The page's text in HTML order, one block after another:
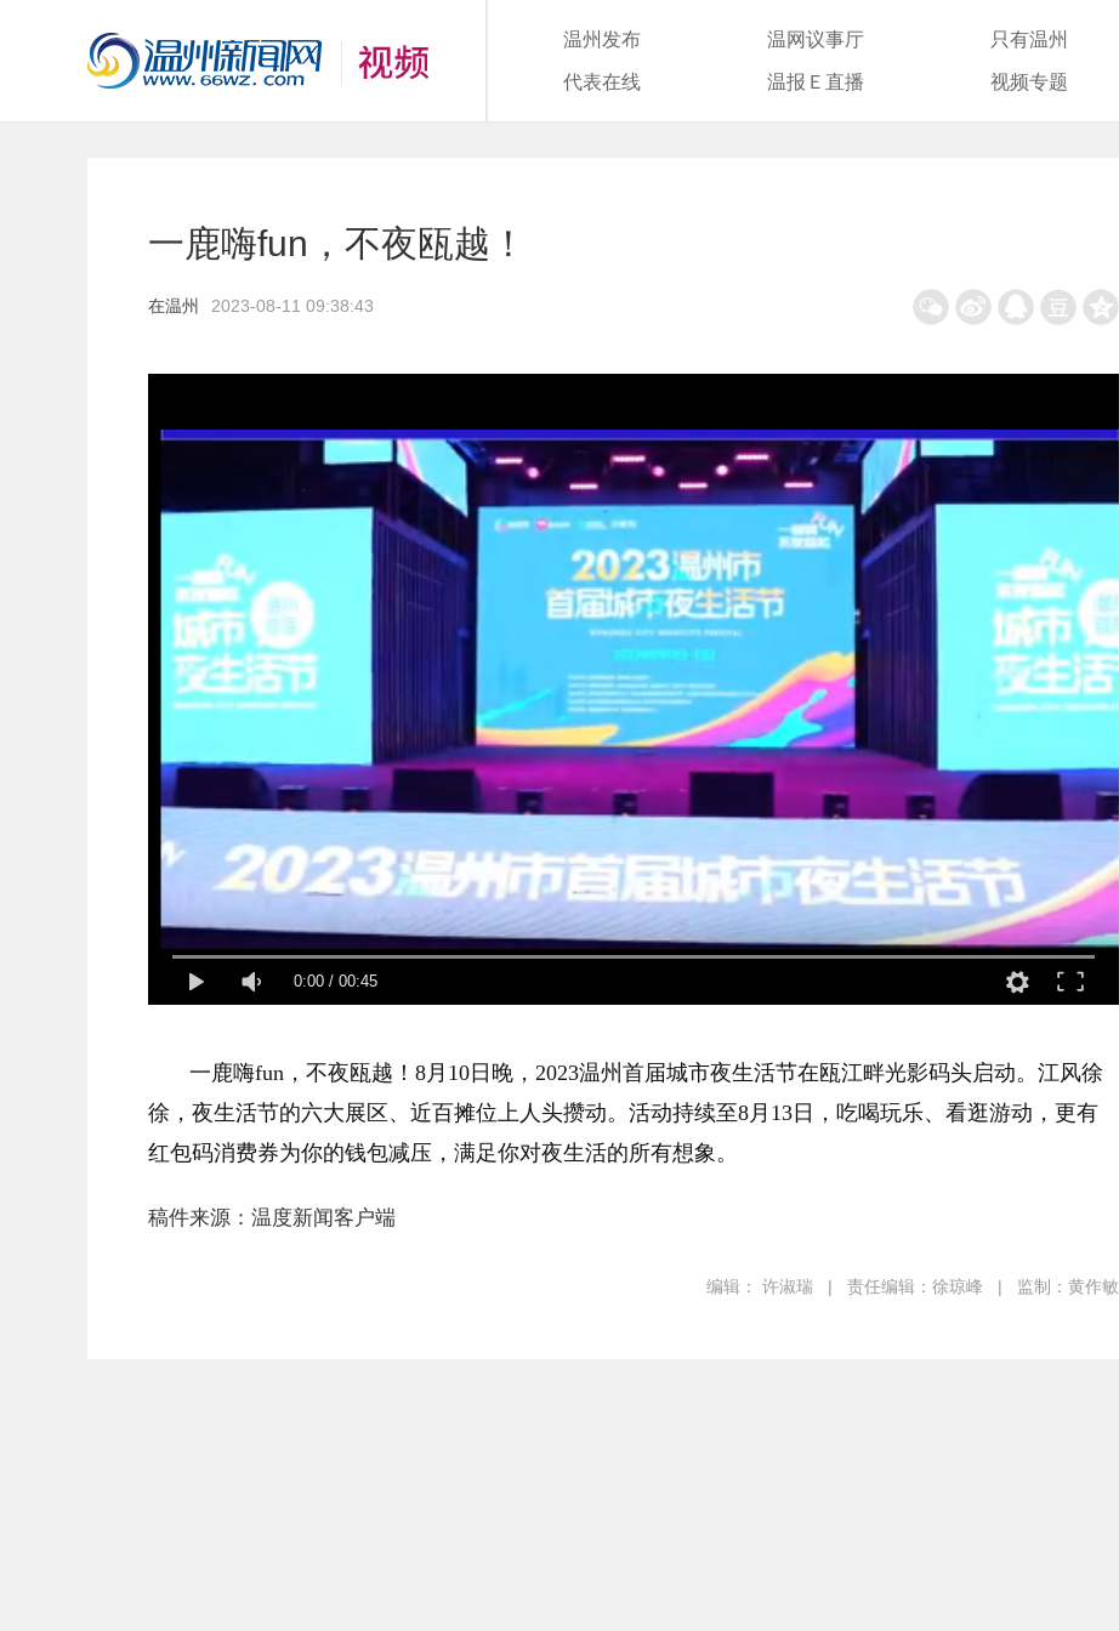
温州发布 温网议事厅 只有温州
代表在线 温报Ｅ直播 视频专题
一鹿嗨fun，不夜瓯越！
在温州 2023-08-11 09:38:43
0:00 / 00:45
一鹿嗨fun，不夜瓯越！8月10日晚，2023温州首届城市夜生活节在瓯江畔光影码头启动。江风徐
徐，夜生活节的六大展区、近百摊位上人头攒动。活动持续至8月13日，吃喝玩乐、看逛游动，更有
红包码消费券为你的钱包减压，满足你对夜生活的所有想象。
稿件来源：温度新闻客户端
编辑： 许淑瑞 | 责任编辑：徐琼峰 | 监制：黄作敏